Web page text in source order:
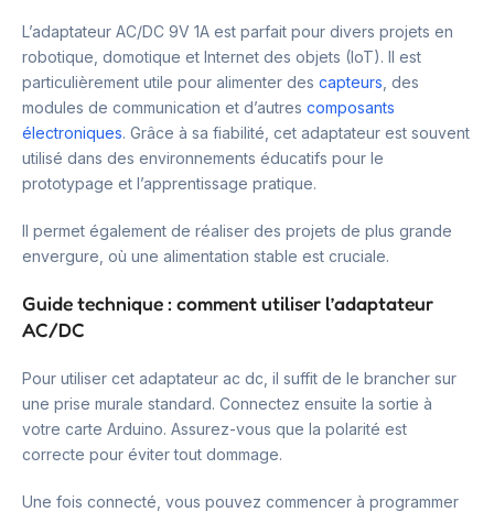
L’adaptateur AC/DC 9V 1A est parfait pour divers projets en
robotique, domotique et Internet des objets (IoT). Il est
particulièrement utile pour alimenter des capteurs , des
modules de communication et d’autres composants
électroniques. Grâce à sa fiabilité, cet adaptateur est souvent
utilisé dans des environnements éducatifs pour le
prototypage et l’apprentissage pratique.
Il permet également de réaliser des projets de plus grande
envergure, où une alimentation stable est cruciale.
Guide technique : comment utiliser l’adaptateur
AC/DC
Pour utiliser cet adaptateur ac dc, il suffit de le brancher sur
une prise murale standard. Connectez ensuite la sortie à
votre carte Arduino. Assurez-vous que la polarité est
correcte pour éviter tout dommage.
Une fois connecté, vous pouvez commencer à programmer